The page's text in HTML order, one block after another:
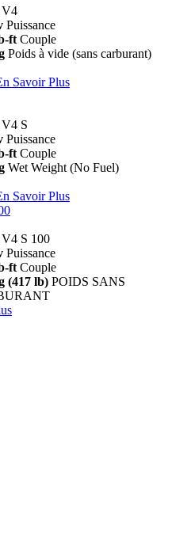
V4
Puissance
ft Couple
Poids à vide (sans carburant)
Savoir Plus
V4 S
Puissance
ft Couple
Wet Weight (No Fuel)
Savoir Plus
V4 S 100
Puissance
ft Couple
(417 lb) POIDS SANS